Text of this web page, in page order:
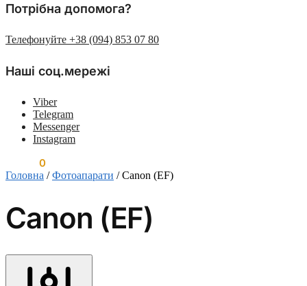
Потрібна допомога?
Телефонуйте +38 (094) 853 07 80
Наші соц.мережі
Viber
Telegram
Messenger
Instagram
0
Головна /Фотоапарати /Canon (EF)
Canon (EF)